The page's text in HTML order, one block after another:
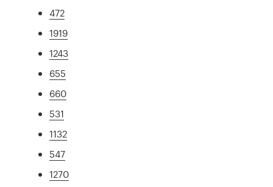
472
1919
1243
655
660
531
1132
547
1270